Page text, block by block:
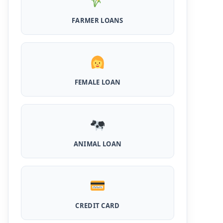
MPocket Student Loan: स्टूडेंट्स यहाँ से ले सकते
Airtel Payment Bank Loan Online Apply:
अब एयरटेल पेमेंट बैंक से ले सकते हैं पुरे 5 लाख रूपए का
लोन, अभी ऐसे आपके फोन से करे अप्लाई
किसी झंझट से फ्लिपकार्ट से ले सकते है एक लाख तक का
Canara Bank Loan Apply Online: इस तरह
कैनरा बैंक से घर बैठे ले सकते है 20 लाख तक का लोन, अभी
क्रेडिट कार्ड, घर बैठे मिलता है सबसे सस्ता 5 लाख तक का
FARMER LOANS
FEMALE LOAN
ANIMAL LOAN
CREDIT CARD